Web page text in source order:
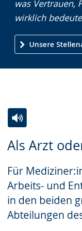
was Vertrauen,
wirklich
Unsere
Als Arzt
Für
Arbeits- und
in den beiden
Abteilungen
Leichten
wechseln.
Audio-
Video
Deutscher
Gebärdensprache
wird
angezeigt.